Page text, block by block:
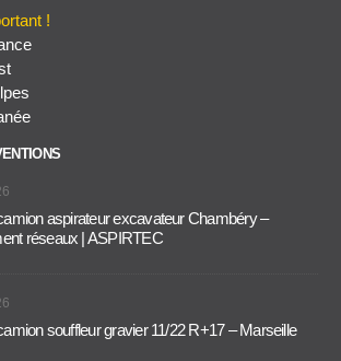
!
aspirateur excavateur Chambéry –
réseaux | ASPIRTEC
souffleur gravier 11/22 R+17 – Marseille